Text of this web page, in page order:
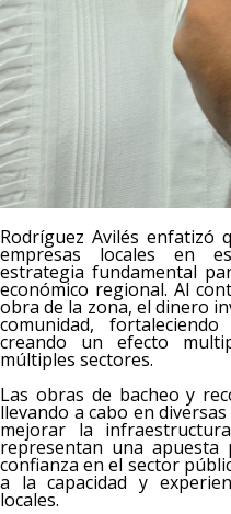
Rodríguez Avilés enfatizó
empresas locales en
estrategia fundamental
económico regional. Al
obra de la zona, el dinero
comunidad,
creando un efecto
múltiples sectores.
Las obras de bacheo y
llevando a cabo en
mejorar la
representan una
confianza en el sector
a la capacidad y
locales.